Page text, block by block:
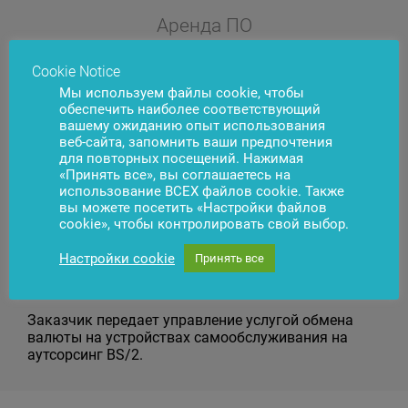
Аренда ПО
Клиент использует программное решение на
правах аренды, при этом само ПО размещается в
инфраструктуре BS/2.
Заказчик передает управление услугой обмена
валюты на устройствах самообслуживания на
аутсорсинг BS/2.
Cookie Notice
Мы используем файлы cookie, чтобы
обеспечить наиболее соответствующий
вашему ожиданию опыт использования
веб-сайта, запомнить ваши предпочтения
для повторных посещений. Нажимая
«Принять все», вы соглашаетесь на
использование ВСЕХ файлов cookie. Также
вы можете посетить «Настройки файлов
cookie», чтобы контролировать свой выбор.
Настройки cookie Принять все